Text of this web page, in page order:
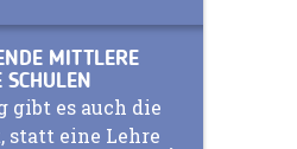
MITTLERE
SCHULEN
gibt es auch die
eine Lehre